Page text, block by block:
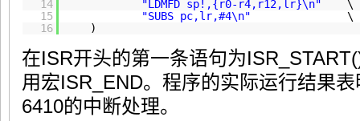
14
"LDMFD sp!,{r0-r4,r12,lr}\n"
\
15
"SUBS pc,lr,#4\n"
\
16
)
在ISR开头的第一条语句为
用宏ISR_END。程序的实际运行结果
6410的中断处理。